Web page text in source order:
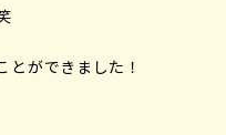
とができました！